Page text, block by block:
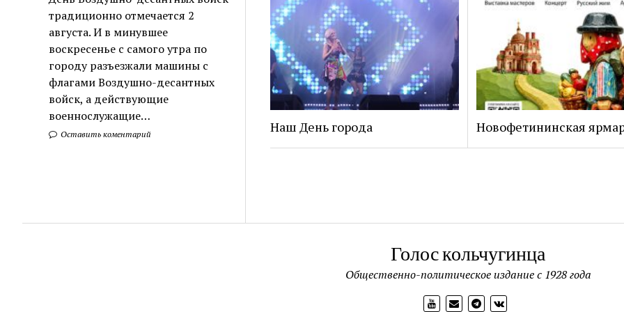
традиционно отмечается 2
августа. И в минувшее
воскресенье с самого утра по
городу разъезжали машины с
флагами Воздушно-десантных
войск, а действующие
военнослужащие…
Оставить коментарий Наш День города Новофетининская
Голос кольчугинца
Общественно-политическое издание с 1928 года